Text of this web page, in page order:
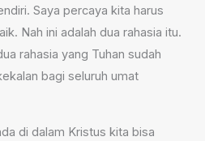
Saya percaya kita harus
Nah ini adalah dua rahasia itu.
rahasia yang Tuhan sudah
bagi seluruh umat
di dalam Kristus kita bisa